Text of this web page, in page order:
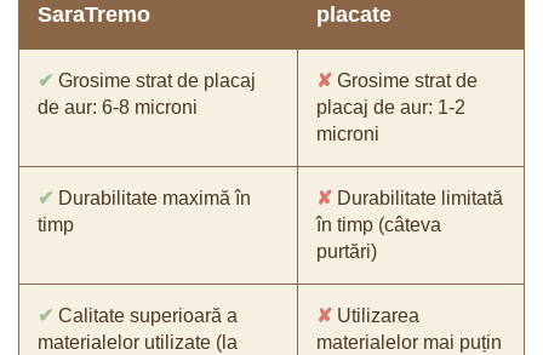
SaraTremo
placate
✔ Grosime strat de placaj
de aur: 6-8 microni
✘ Grosime strat de
placaj de aur: 1-2
microni
✔ Durabilitate maximă în
timp
✘ Durabilitate limitată
în timp (câteva
purtări)
✔ Calitate superioară a
materialelor utilizate (la
✘ Utilizarea
materialelor mai puțin